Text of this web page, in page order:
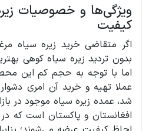
ویژگی‌ها و خصوصیات
کیفیت
اگر متقاضی خرید زیره سیاه
بدون تردید زیره سیاه کوهی
اما با توجه به حجم کم این
عملا تهیه و خرید آن امری
شد، عمده زیره سیاه موجود در
افغانستان و پاکستان است که